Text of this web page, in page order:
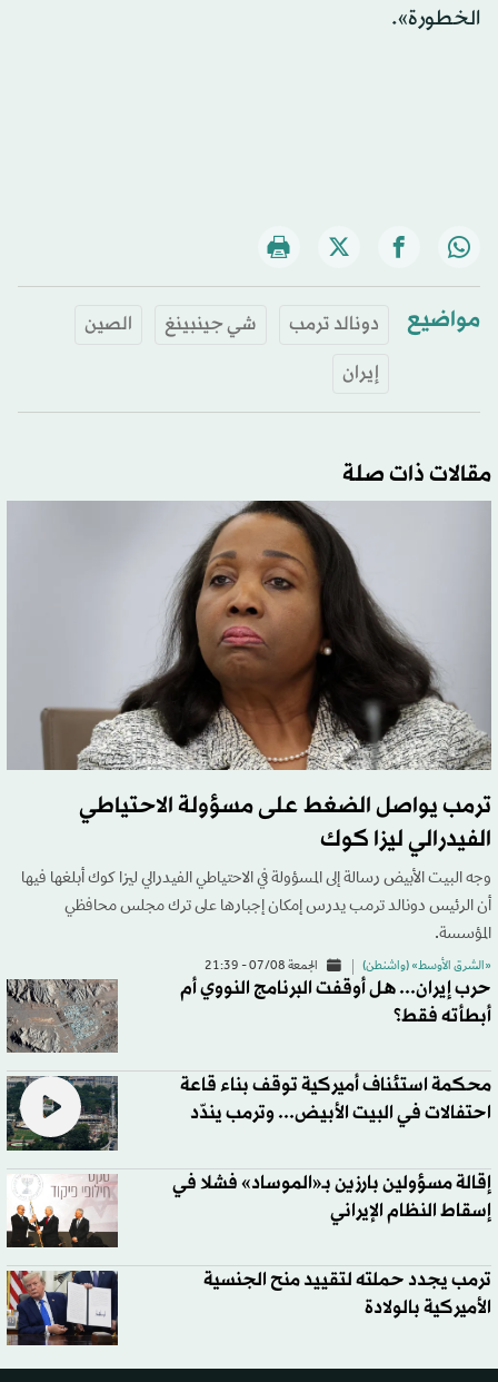
الخطورة».
مواضيع دونالد ترمب شي جينبينغ
الصين
إيران
مقالات ذات صلة
ترمب يواصل الضغط على مسؤولة الاحتياطي
الفيدرالي ليزا كوك
وجه البيت الأبيض رسالة إلى المسؤولة في الاحتياطي الفيدرالي ليزا كوك أبلغها فيها
أن الرئيس دونالد ترمب يدرس إمكان إجبارها على ترك مجلس محافظي
المؤسسة.
«الشرق الأوسط» (واشنطن) الجمعة 07/08 - 21:39
حرب إيران... هل أوقفت البرنامج النووي أم
أبطأته فقط؟
محكمة استئناف أميركية توقف بناء قاعة
احتفالات في البيت الأبيض... وترمب يندّد
إقالة مسؤولين بارزين بـ«الموساد» فشلا في
إسقاط النظام الإيراني
ترمب يجدد حملته لتقييد منح الجنسية
الأميركية بالولادة